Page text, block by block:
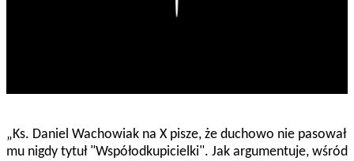
„Ks. Daniel Wachowiak na X pisze, że duchowo nie pasował
mu nigdy tytuł "Współodkupicielki". Jak argumentuje, wśród